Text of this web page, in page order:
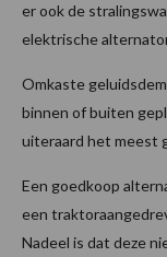
er ook de
elektrische
Omkaste
binnen of buiten
uiteraard het meest
Een goedkoop
een
Nadeel is dat deze